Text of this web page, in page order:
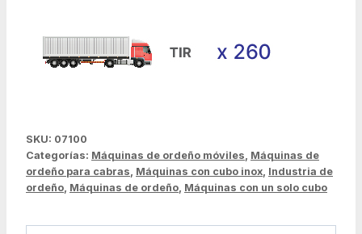
SKU: 07100
Categorías: Máquinas de ordeño móviles, Máquinas de
ordeño para cabras, Máquinas con cubo inox, Industria de
ordeño, Máquinas de ordeño, Máquinas con un solo cubo